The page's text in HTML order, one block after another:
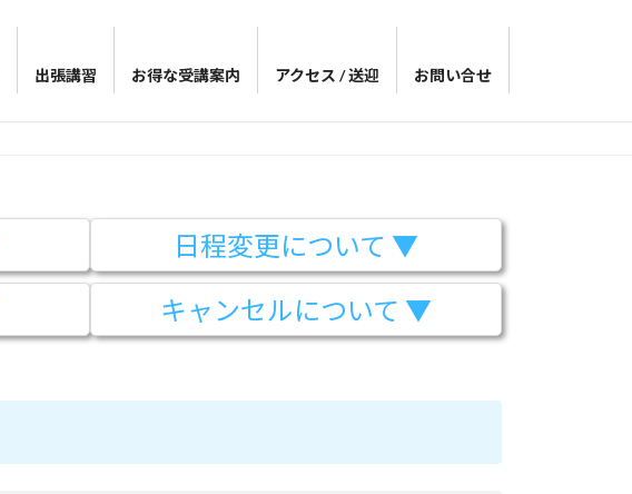
出張講習 お得な受講案内 アクセス / 送迎 お問い合せ
日程変更について ▼
キャンセルについて ▼